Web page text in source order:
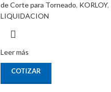
de Corte para Torneado, KORLOY,
LIQUIDACION
Leer más
COTIZAR